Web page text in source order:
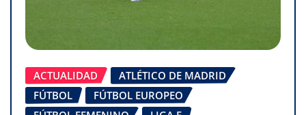
ACTUALIDAD
ATLÉTICO DE MADRID
FÚTBOL
FÚTBOL EUROPEO